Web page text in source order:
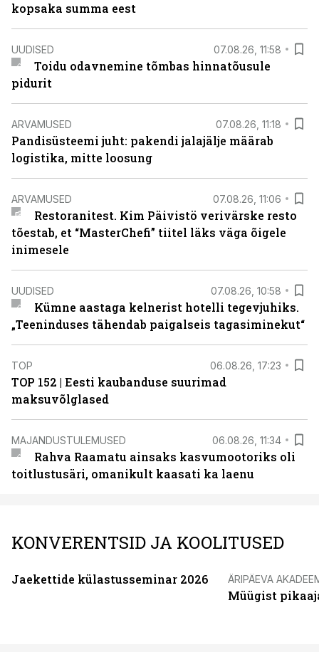
kopsaka summa eest
UUDISED 07.08.26, 11:58
Toidu odavnemine tõmbas hinnatõusule
pidurit
ARVAMUSED 07.08.26, 11:18
Pandisüsteemi juht: pakendi jalajälje määrab
logistika, mitte loosung
ARVAMUSED 07.08.26, 11:06
Restoranitest. Kim Päivistö verivärske resto
tõestab, et “MasterChefi” tiitel läks väga õigele
inimesele
UUDISED 07.08.26, 10:58
Kümne aastaga kelnerist hotelli tegevjuhiks.
„Teeninduses tähendab paigalseis tagasiminekut“
TOP 06.08.26, 17:23
TOP 152 | Eesti kaubanduse suurimad
maksuvõlglased
MAJANDUSTULEMUSED 06.08.26, 11:34
Rahva Raamatu ainsaks kasvumootoriks oli
toitlustusäri, omanikult kaasati ka laenu
KONVERENTSID JA KOOLITUSED
Jaekettide külastusseminar 2026 ÄRIPÄEVA
Müügist